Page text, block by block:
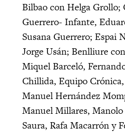
Bilbao con Helga Grollo;
Guerrero- Infante,
Susana Guerrero; Espai
Jorge Usán; Benlliure
Miquel Barceló,
Chillida, Equipo
Manuel Hernández
Manuel Millares,
Saura, Rafa Macarrón y